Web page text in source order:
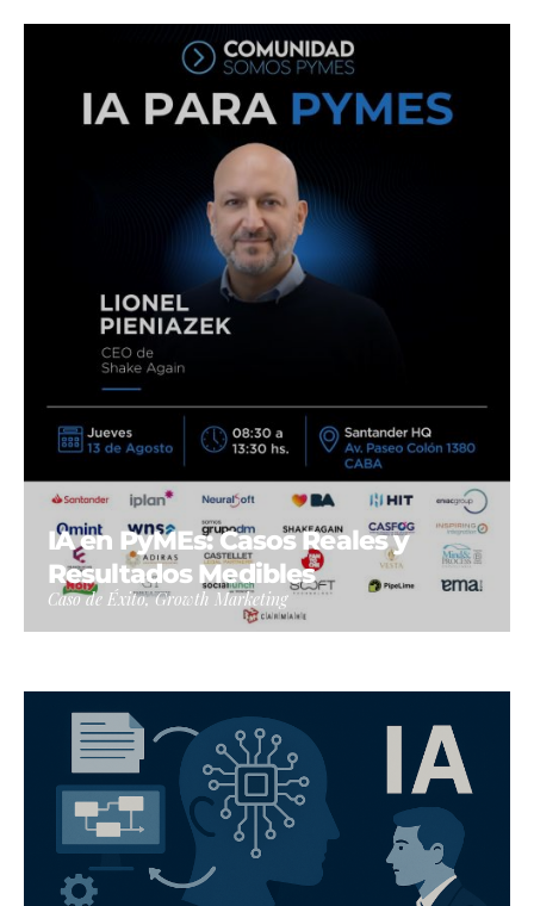
IA en PyMEs: Casos Reales y
Resultados Medibles
Caso de Éxito, Growth Marketing